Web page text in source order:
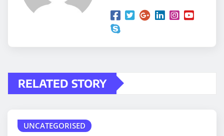
RELATED STORY
UNCATEGORISED